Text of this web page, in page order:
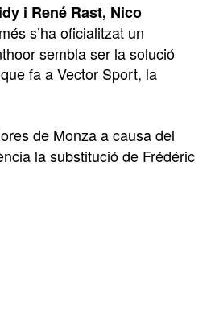
i René Rast, Nico
s’ha oficialitzat un
sembla ser la solució
fa a Vector Sport, la
de Monza a causa del
la substitució de Frédéric